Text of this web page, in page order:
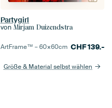
Partygirl
von Mirjam Duizendstra
ArtFrame™ –60×60cm CHF139.-
Größe & Material selbst wählen